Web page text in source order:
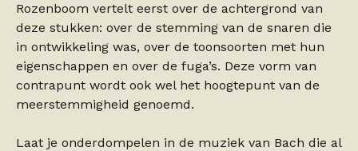
Rozenboom vertelt eerst over de achtergrond van
deze stukken: over de stemming van de snaren die
in ontwikkeling was, over de toonsoorten met hun
eigenschappen en over de fuga’s. Deze vorm van
contrapunt wordt ook wel het hoogtepunt van de
meerstemmigheid genoemd.
Laat je onderdompelen in de muziek van Bach die al